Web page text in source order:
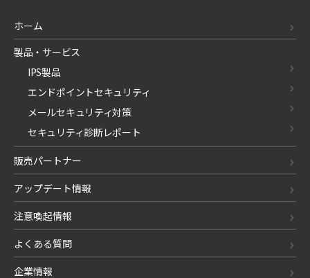
ホーム
製品・サービス
IPS製品
エンドポイントセキュリティ
メールセキュリティ対策
セキュリティ診断レポート
販売パートナー
アップデート情報
注意喚起情報
よくある質問
企業情報